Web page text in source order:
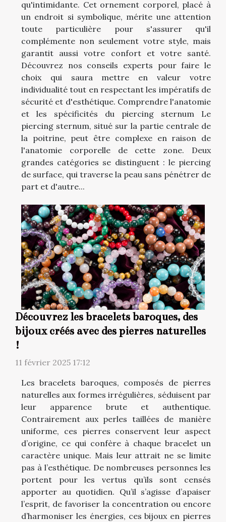
qu'intimidante. Cet ornement corporel, placé à
un endroit si symbolique, mérite une attention
toute particulière pour s'assurer qu'il
complémente non seulement votre style, mais
garantit aussi votre confort et votre santé.
Découvrez nos conseils experts pour faire le
choix qui saura mettre en valeur votre
individualité tout en respectant les impératifs de
sécurité et d'esthétique. Comprendre l'anatomie
et les spécificités du piercing sternum Le
piercing sternum, situé sur la partie centrale de
la poitrine, peut être complexe en raison de
l'anatomie corporelle de cette zone. Deux
grandes catégories se distinguent : le piercing
de surface, qui traverse la peau sans pénétrer de
part et d'autre...
Découvrez les bracelets baroques, des
bijoux créés avec des pierres naturelles
!
11 février 2025 17:12
Les bracelets baroques, composés de pierres
naturelles aux formes irrégulières, séduisent par
leur apparence brute et authentique.
Contrairement aux perles taillées de manière
uniforme, ces pierres conservent leur aspect
d’origine, ce qui confère à chaque bracelet un
caractère unique. Mais leur attrait ne se limite
pas à l’esthétique. De nombreuses personnes les
portent pour les vertus qu’ils sont censés
apporter au quotidien. Qu’il s’agisse d’apaiser
l’esprit, de favoriser la concentration ou encore
d’harmoniser les énergies, ces bijoux en pierres